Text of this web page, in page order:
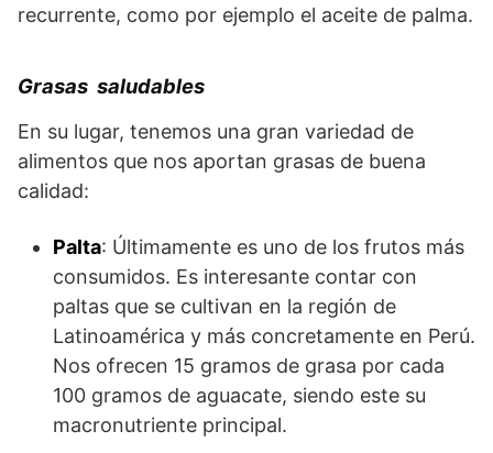
recurrente, como por ejemplo el aceite de palma.
Grasas saludables
En su lugar, tenemos una gran variedad de
alimentos que nos aportan grasas de buena
calidad:
Palta: Últimamente es uno de los frutos más
consumidos. Es interesante contar con
paltas que se cultivan en la región de
Latinoamérica y más concretamente en Perú.
Nos ofrecen 15 gramos de grasa por cada
100 gramos de aguacate, siendo este su
macronutriente principal.